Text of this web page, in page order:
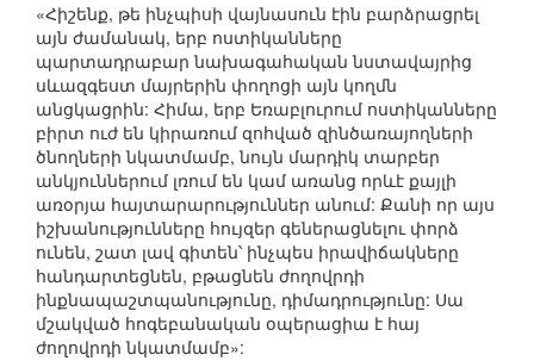
«Հիշենք, թե ինչպիսի վայնասուն էին բարձրացրել
այն ժամանակ, երբ ոստիկանները
պարտադրաբար նախագահական նստավայրից
սևազգեստ մայրերին փողոցի այն կողմն
անցկացրին: Հիմա, երբ Եռաբլուրում ոստիկանները
բիրտ ուժ են կիրառում զոհված զինծառայողների
ծնողների նկատմամբ, նույն մարդիկ տարբեր
անկյուններում լռում են կամ առանց որևէ քայլի
առօրյա հայտարարություններ անում: Քանի որ այս
իշխանությունները հույզեր գեներացնելու փորձ
ունեն, շատ լավ գիտեն՝ ինչպես իրավիճակները
հանդարտեցնեն, բթացնեն ժողովրդի
ինքնապաշտպանությունը, դիմադրությունը: Սա
մշակված հոգեբանական օպերացիա է հայ
ժողովրդի նկատմամբ»: